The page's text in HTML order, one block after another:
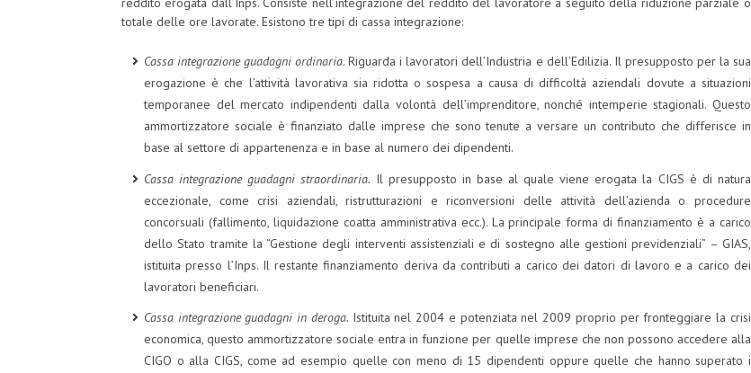
totale delle ore lavorate. Esistono tre tipi di cassa integrazione:
Cassa integrazione guadagni ordinaria. Riguarda i lavoratori dell’Industria e dell’Edilizia. Il presupposto per la sua
erogazione è che l’attività lavorativa sia ridotta o sospesa a causa di difficoltà aziendali dovute a situazioni
temporanee del mercato indipendenti dalla volontà dell’imprenditore, nonché intemperie stagionali. Questo
ammortizzatore sociale è finanziato dalle imprese che sono tenute a versare un contributo che differisce in
base al settore di appartenenza e in base al numero dei dipendenti.
Cassa integrazione guadagni straordinaria. Il presupposto in base al quale viene erogata la CIGS è di natura
eccezionale, come crisi aziendali, ristrutturazioni e riconversioni delle attività dell’azienda o procedure
concorsuali (fallimento, liquidazione coatta amministrativa ecc.). La principale forma di finanziamento è a carico
dello Stato tramite la “Gestione degli interventi assistenziali e di sostegno alle gestioni previdenziali” – GIAS,
istituita presso l’Inps. Il restante finanziamento deriva da contributi a carico dei datori di lavoro e a carico dei
lavoratori beneficiari.
Cassa integrazione guadagni in deroga. Istituita nel 2004 e potenziata nel 2009 proprio per fronteggiare la crisi
economica, questo ammortizzatore sociale entra in funzione per quelle imprese che non possono accedere alla
CIGO o alla CIGS, come ad esempio quelle con meno di 15 dipendenti oppure quelle che hanno superato i